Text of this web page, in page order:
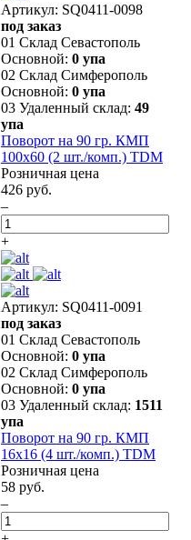
Артикул: SQ0411-0098
под заказ
01 Склад Севастополь
Основной: 0 упа
02 Склад Симферополь
Основной: 0 упа
03 Удаленный склад: 49
упа
Поворот на 90 гр. КМП
100x60 (2 шт./комп.) TDM
Розничная цена
426 руб.
–
+
Артикул: SQ0411-0091
под заказ
01 Склад Севастополь
Основной: 0 упа
02 Склад Симферополь
Основной: 0 упа
03 Удаленный склад: 1511
упа
Поворот на 90 гр. КМП
16х16 (4 шт./комп.) TDM
Розничная цена
58 руб.
–